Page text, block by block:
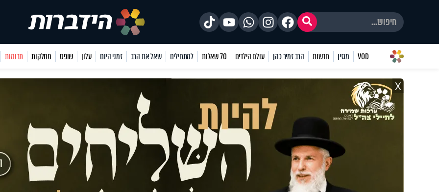
VOD מגזין חדשות הרב זמיר כהן עולם הילדים 70 שאלות למתחילים שאל את הרב זמני היום עלון שופס מחלקות תרומות
X